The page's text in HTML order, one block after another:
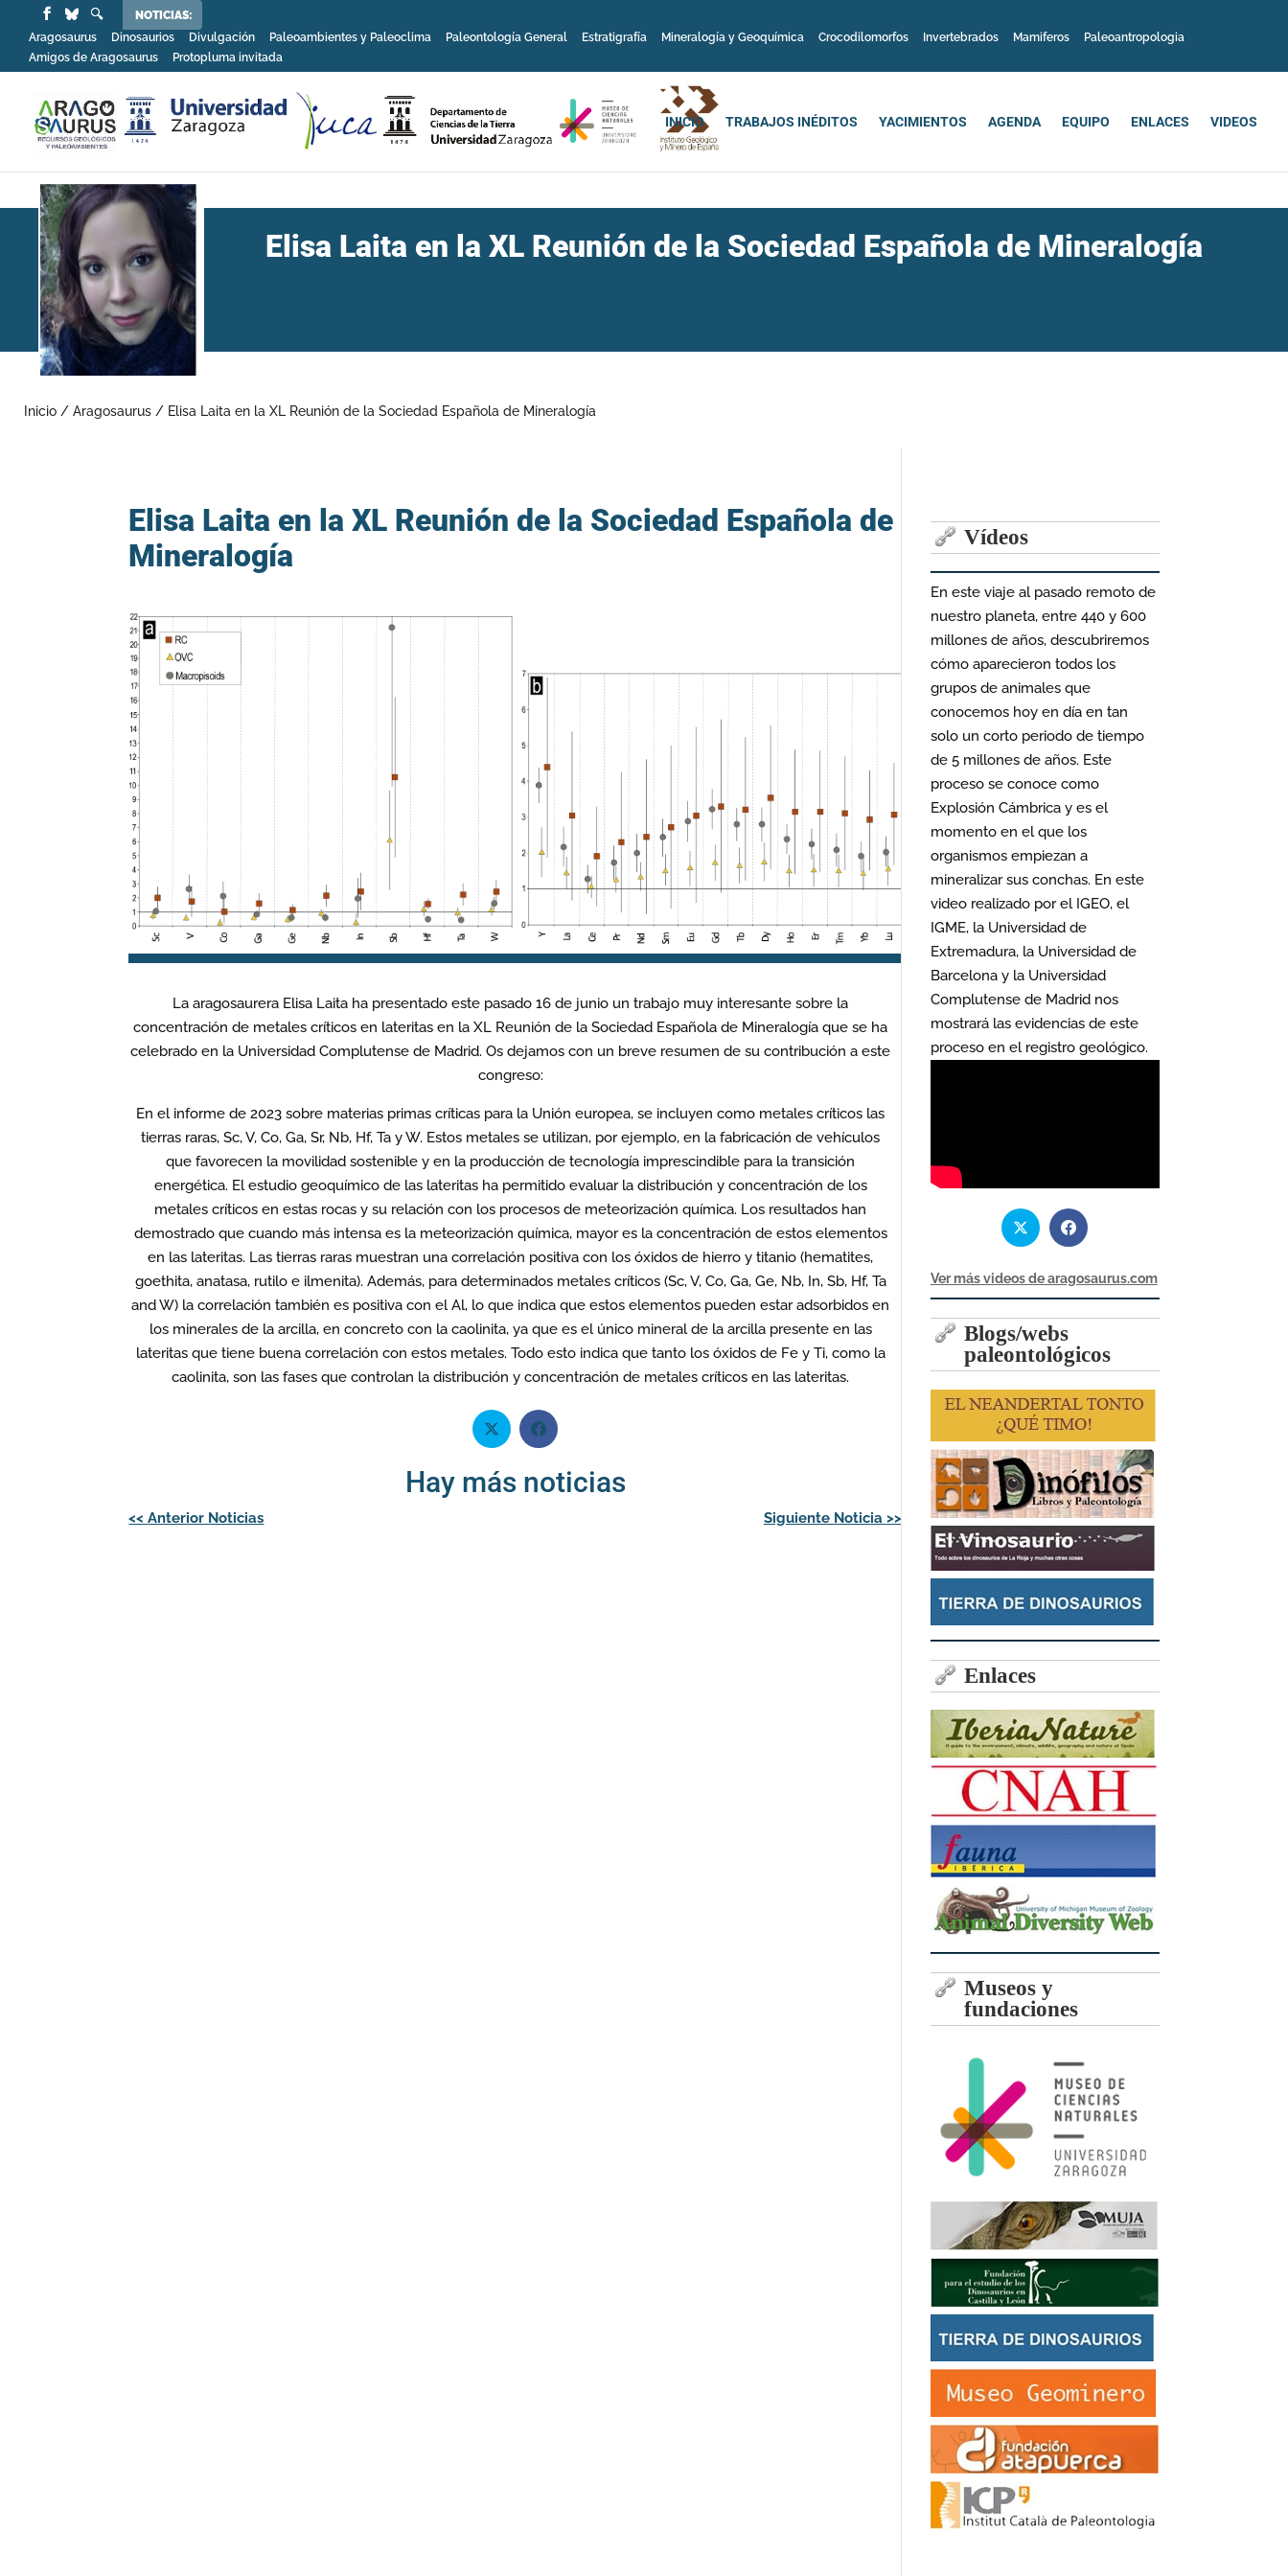
NOTICIAS:
Aragosaurus
Dinosaurios Divulgación Paleoambientes y Paleoclima Paleontología General Estratigrafía Mineralogía y Geoquímica Crocodilomorfos Invertebrados Mamiferos
Paleoantropologia
Amigos de Aragosaurus
Protopluma invitada
INICIO TRABAJOS INÉDITOS YACIMIENTOS AGENDA EQUIPO ENLACES VIDEOS
Elisa Laita en la XL Reunión de la Sociedad Española de Mineralogía
Inicio / Aragosaurus / Elisa Laita en la XL Reunión de la Sociedad Española de Mineralogía
Elisa Laita en la XL Reunión de la Sociedad Española de
Mineralogía
La aragosaurera Elisa Laita ha presentado este pasado 16 de junio un trabajo muy interesante sobre la
concentración de metales críticos en lateritas en la XL Reunión de la Sociedad Española de Mineralogía que se ha
celebrado en la Universidad Complutense de Madrid. Os dejamos con un breve resumen de su contribución a este
congreso:
En el informe de 2023 sobre materias primas críticas para la Unión europea, se incluyen como metales críticos las
tierras raras, Sc, V, Co, Ga, Sr, Nb, Hf, Ta y W. Estos metales se utilizan, por ejemplo, en la fabricación de vehículos
que favorecen la movilidad sostenible y en la producción de tecnología imprescindible para la transición
energética. El estudio geoquímico de las lateritas ha permitido evaluar la distribución y concentración de los
metales críticos en estas rocas y su relación con los procesos de meteorización química. Los resultados han
demostrado que cuando más intensa es la meteorización química, mayor es la concentración de estos elementos
en las lateritas. Las tierras raras muestran una correlación positiva con los óxidos de hierro y titanio (hematites,
goethita, anatasa, rutilo e ilmenita). Además, para determinados metales críticos (Sc, V, Co, Ga, Ge, Nb, In, Sb, Hf, Ta
and W) la correlación también es positiva con el Al, lo que indica que estos elementos pueden estar adsorbidos en
los minerales de la arcilla, en concreto con la caolinita, ya que es el único mineral de la arcilla presente en las
lateritas que tiene buena correlación con estos metales. Todo esto indica que tanto los óxidos de Fe y Ti, como la
caolinita, son las fases que controlan la distribución y concentración de metales críticos en las lateritas.
Hay más noticias
Navegación
<<Anterior Noticias Siguiente Noticia >>
Vídeos
En este viaje al pasado remoto de
nuestro planeta, entre 440 y 600
millones de años, descubriremos
cómo aparecieron todos los
grupos de animales que
conocemos hoy en día en tan
solo un corto periodo de tiempo
de 5 millones de años. Este
proceso se conoce como
Explosión Cámbrica y es el
momento en el que los
organismos empiezan a
mineralizar sus conchas. En este
video realizado por el IGEO, el
IGME, la Universidad de
Extremadura, la Universidad de
Barcelona y la Universidad
Complutense de Madrid nos
mostrará las evidencias de este
proceso en el registro geológico.
Ver más videos de aragosaurus.com
Blogs/webs
paleontológicos
Enlaces
Museos y
fundaciones